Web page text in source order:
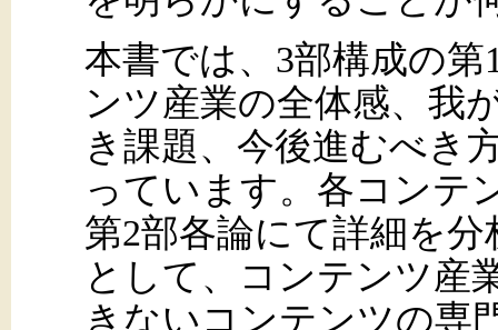
本書では、3部構成の
ンツ産業の全体感、我
き課題、今後進むべき
っています。各コンテ
第2部各論にて詳細を
として、コンテンツ産
きないコンテンツの専